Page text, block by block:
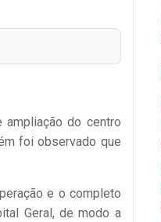
do centro
foi observado que
e o completo
Geral, de modo a